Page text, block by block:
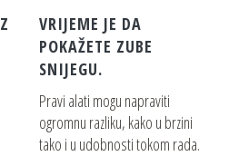
VRIJEME JE DA
POKAŽETE ZUBE
SNIJEGU.
Pravi alati mogu napraviti
ogromnu razliku, kako u brzini
tako i u udobnosti tokom rada.